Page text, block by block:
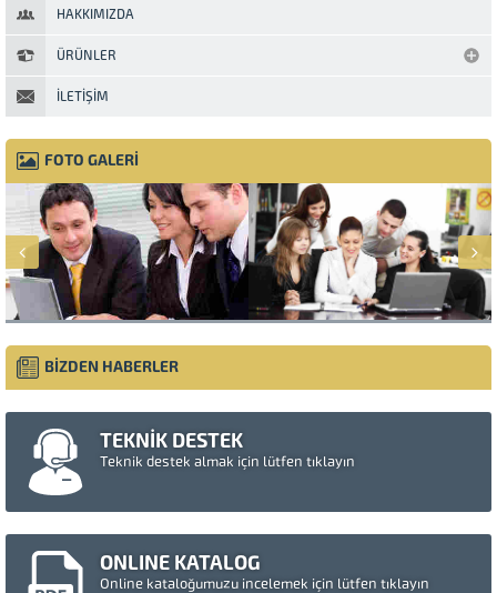
HAKKIMIZDA
ÜRÜNLER
İLETIŞIM
FOTO GALERİ
BİZDEN HABERLER
TEKNİK DESTEK
Teknik destek almak için lütfen tıklayın
ONLINE KATALOG
Online kataloğumuzu incelemek için lütfen tıklayın
Müşteri Temsilcisi